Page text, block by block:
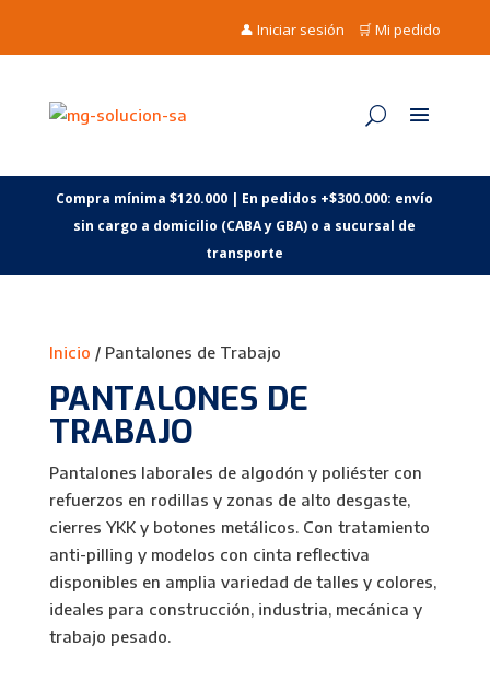
👤 Iniciar sesión 🛒 Mi pedido
Compra mínima $120.000 | En pedidos +$300.000: envío
sin cargo a domicilio (CABA y GBA) o a sucursal de
transporte
Inicio / Pantalones de Trabajo
PANTALONES DE
TRABAJO
Pantalones laborales de algodón y poliéster con
refuerzos en rodillas y zonas de alto desgaste,
cierres YKK y botones metálicos. Con tratamiento
anti-pilling y modelos con cinta reflectiva
disponibles en amplia variedad de talles y colores,
ideales para construcción, industria, mecánica y
trabajo pesado.